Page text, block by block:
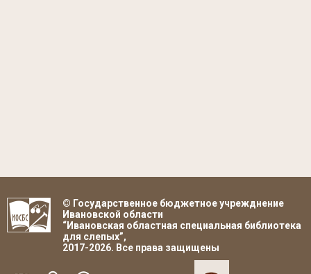
© Государственное бюджетное учрежднение
Ивановской области
“Ивановская областная специальная библиотека
для слепых”,
2017-2026. Все права защищены